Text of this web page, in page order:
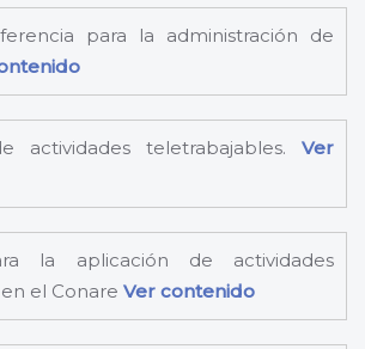
para la administración de
actividades teletrabajables. Ver
la aplicación de actividades
el Conare Ver contenido